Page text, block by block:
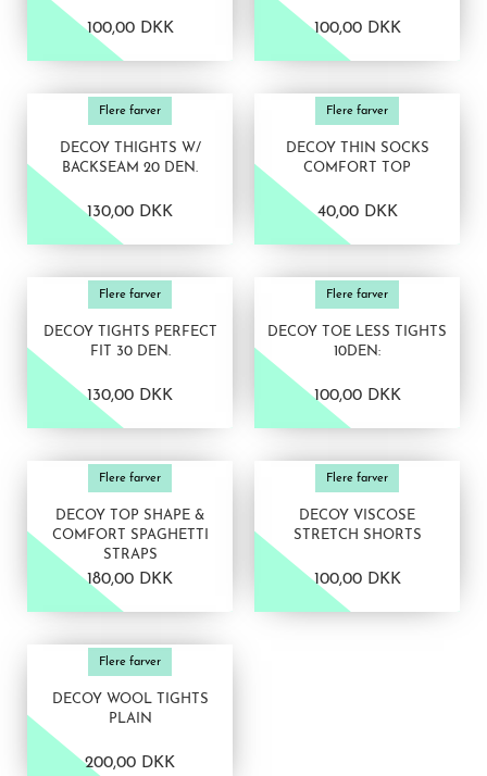
100,00 DKK 100,00 DKK
Flere farver
DECOY THIGHTS W/
BACKSEAM 20 DEN.
130,00 DKK
Flere farver
DECOY THIN SOCKS
COMFORT TOP
40,00 DKK
Flere farver
DECOY TIGHTS PERFECT
FIT 30 DEN.
130,00 DKK
Flere farver
DECOY TOE LESS TIGHTS
10DEN:
100,00 DKK
Flere farver
DECOY TOP SHAPE &
COMFORT SPAGHETTI
STRAPS
180,00 DKK
Flere farver
DECOY VISCOSE
STRETCH SHORTS
100,00 DKK
Flere farver
DECOY WOOL TIGHTS
PLAIN
200,00 DKK